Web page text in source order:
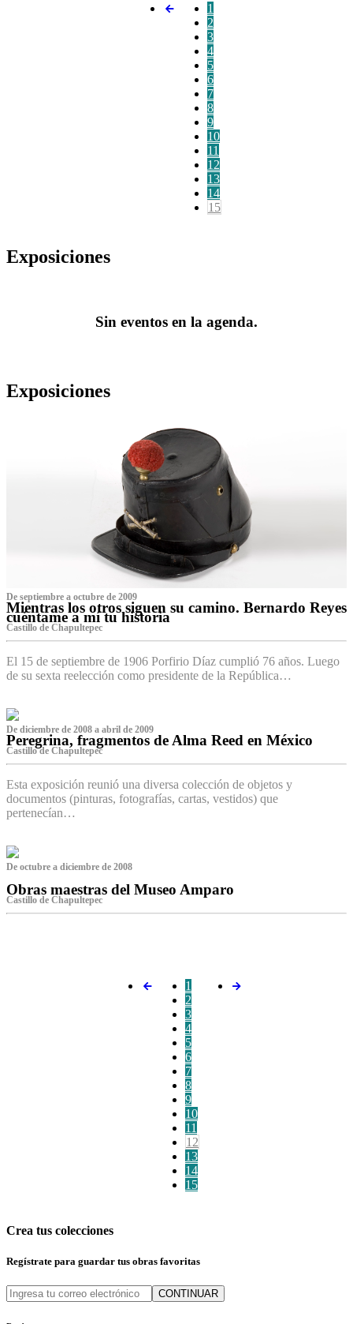
1
2
3
4
5
6
7
8
9
10
11
12
13
14
15
Exposiciones
Sin eventos en la agenda.
Exposiciones
De septiembre a octubre de 2009
Mientras los otros siguen su camino. Bernardo Reyes
cuéntame a mí tu historia
Castillo de Chapultepec
El 15 de septiembre de 1906 Porfirio Díaz cumplió 76 años. Luego
de su sexta reelección como presidente de la República…
De diciembre de 2008 a abril de 2009
Peregrina, fragmentos de Alma Reed en México
Castillo de Chapultepec
Esta exposición reunió una diversa colección de objetos y
documentos (pinturas, fotografías, cartas, vestidos) que
pertenecían…
De octubre a diciembre de 2008
Obras maestras del Museo Amparo
Castillo de Chapultepec
1
2
3
4
5
6
7
8
9
10
11
12
13
14
15
Crea tus colecciones
Regístrate para guardar tus obras favoritas
CONTINUAR